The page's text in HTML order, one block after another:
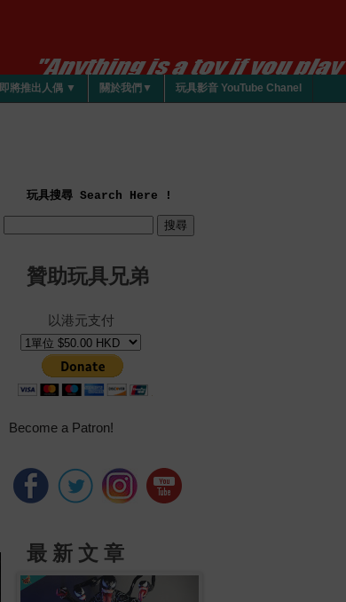
即將推出人偶 ▼ 關於我們▼ 玩具影音 YouTube Chanel
玩具搜尋 Search Here !
贊助玩具兄弟
以港元支付
Become a Patron!
最 新 文 章